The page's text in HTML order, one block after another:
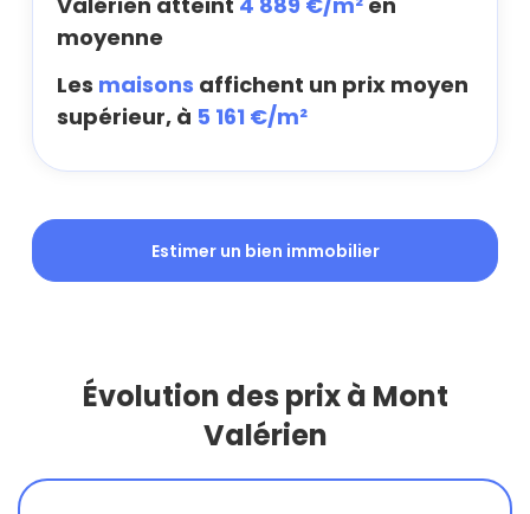
moyenne
Les maisons affichent un prix moyen
supérieur, à 5 161 €/m²
Estimer un bien immobilier
Évolution des prix à Mont
Valérien